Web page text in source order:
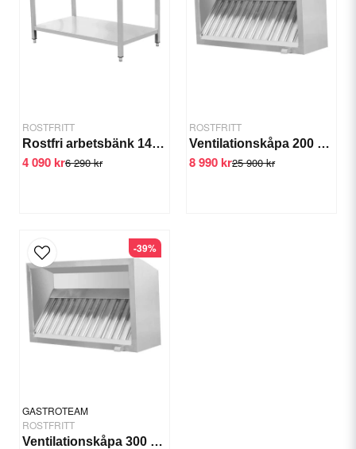
ROSTFRITT
Rostfri arbetsbänk 1400-1800 mm - 1600x700x850 mm 1400x700x850 mm 1600x700x850 mm
6 290 kr
4 090 kr
ROSTFRITT
Ventilationskåpa 200 cm Filter, fettuppsamlare, belysning
25 900 kr
8 990 kr
GASTROTEAM
ROSTFRITT
Ventilationskåpa 300 cm
-39%
Ja, ni får publicera min fråga